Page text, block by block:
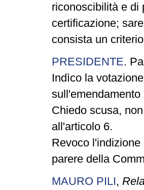
riconoscibilità e di
certificazione;
consista un
PRESIDENTE.
Indìco la
Chiedo scusa,
all'articolo 6.
Revoco
parere della
MAURO PILI,